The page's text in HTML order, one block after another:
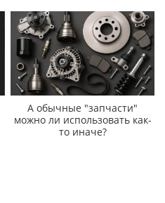
А обычные "запчасти"
можно ли использовать как-
то иначе?